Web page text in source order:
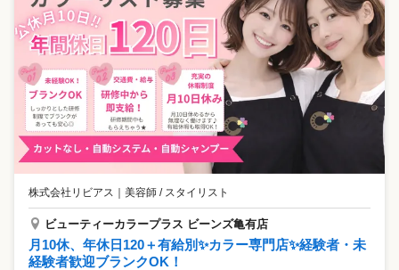
株式会社リビアス ｜ 美容師 / スタイリスト
ビューティーカラープラス ビーンズ亀有店
月10休、年休日120＋有給別✨カラー専門店✨経験者・未
経験者歓迎ブランクOK！